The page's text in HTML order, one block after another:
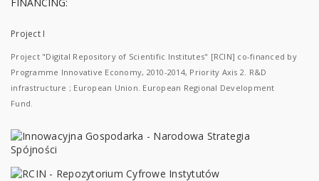
Project I
Project "Digital Repository of Scientific Institutes" [RCIN] co-financed by
Programme Innovative Economy, 2010-2014, Priority Axis 2. R&D
infrastructure ; European Union. European Regional Development
Fund.